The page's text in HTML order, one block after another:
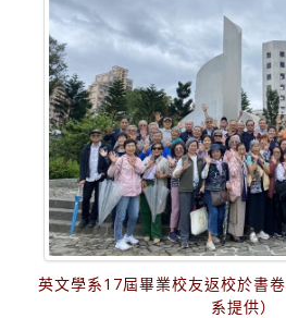
英文學系17屆畢業校友返校於書
系提供）